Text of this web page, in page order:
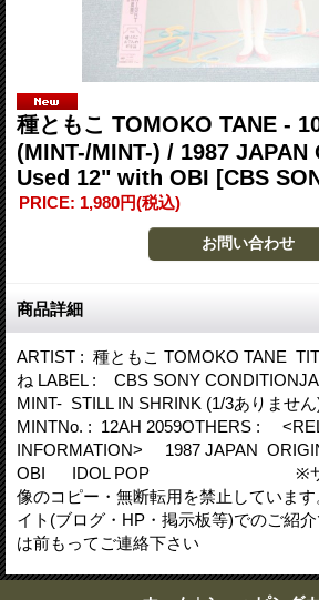
種ともこ TOMOKO TANE -
(MINT-/MINT-) / 1987 JAPAN
Used 12" with OBI [CBS
PRICE: 1,980円(税込)
商品詳細
ARTIST : 種ともこ TOMOKO TANE
ね LABEL : CBS SONY
MINT- STILL IN SHRINK (1/3ありませ
MINTNo. : 12AH 2059OTHERS :
INFORMATION> 1987 JAPAN
OBI IDOL POP ※サイト
像のコピー・無断転用を禁止していま
イト(ブログ・HP・掲示板等)でのご紹
は前もってご連絡下さい